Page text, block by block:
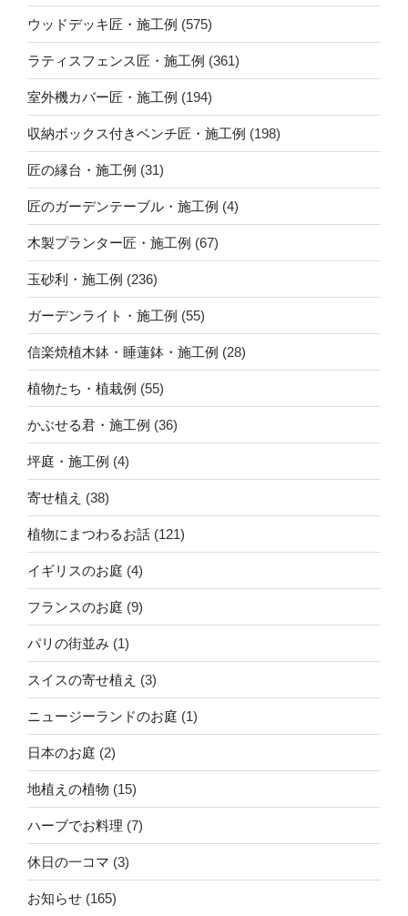
ウッドデッキ匠・施工例 (575)
ラティスフェンス匠・施工例 (361)
室外機カバー匠・施工例 (194)
収納ボックス付きベンチ匠・施工例 (198)
匠の縁台・施工例 (31)
匠のガーデンテーブル・施工例 (4)
木製プランター匠・施工例 (67)
玉砂利・施工例 (236)
ガーデンライト・施工例 (55)
信楽焼植木鉢・睡蓮鉢・施工例 (28)
植物たち・植栽例 (55)
かぶせる君・施工例 (36)
坪庭・施工例 (4)
寄せ植え (38)
植物にまつわるお話 (121)
イギリスのお庭 (4)
フランスのお庭 (9)
パリの街並み (1)
スイスの寄せ植え (3)
ニュージーランドのお庭 (1)
日本のお庭 (2)
地植えの植物 (15)
ハーブでお料理 (7)
休日の一コマ (3)
お知らせ (165)